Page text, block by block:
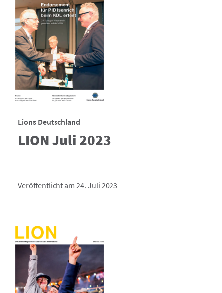
Lions Deutschland
LION Juli 2023
Veröffentlicht am 24. Juli 2023